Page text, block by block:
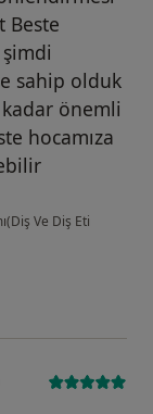
Beste
şimdi
sahip olduk
önemli
hocamıza
Ve Diş Eti